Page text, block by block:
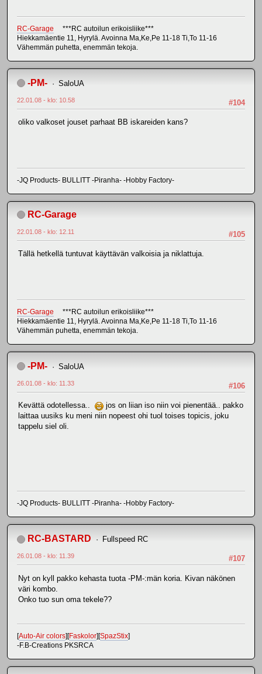
RC-Garage ***RC autoilun erikoisliike***
Hiekkamäentie 11, Hyrylä. Avoinna Ma,Ke,Pe 11-18 Ti,To 11-16
Vähemmän puhetta, enemmän tekoja.
-PM- SaloUA
#104
22.01.08 - klo: 10.58
oliko valkoset jouset parhaat BB iskareiden kans?
-JQ Products- BULLITT -Piranha- -Hobby Factory-
RC-Garage
#105
22.01.08 - klo: 12.11
Tällä hetkellä tuntuvat käyttävän valkoisia ja niklattuja.
RC-Garage ***RC autoilun erikoisliike***
Hiekkamäentie 11, Hyrylä. Avoinna Ma,Ke,Pe 11-18 Ti,To 11-16
Vähemmän puhetta, enemmän tekoja.
-PM- SaloUA
#106
26.01.08 - klo: 11.33
Kevättä odotellessa..
jos on liian iso niin voi pienentää.. pakko
laittaa uusiks ku meni niin nopeest ohi tuol toises topicis, joku
tappelu siel oli.
-JQ Products- BULLITT -Piranha- -Hobby Factory-
RC-BASTARD Fullspeed RC
#107
26.01.08 - klo: 11.39
Nyt on kyll pakko kehasta tuota -PM-:män koria. Kivan näkönen
väri kombo.
Onko tuo sun oma tekele??
[Auto-Air colors][Faskolor][SpazStix]
-F.B-Creations PKSRCA